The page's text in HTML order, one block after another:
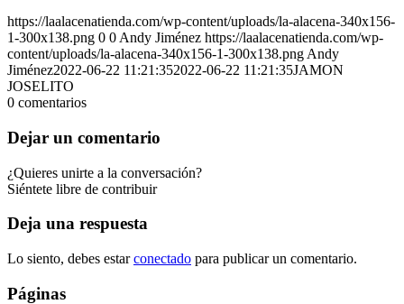
https://laalacenatienda.com/wp-content/uploads/la-alacena-340x156-
1-300x138.png 0 0 Andy Jiménez https://laalacenatienda.com/wp-
content/uploads/la-alacena-340x156-1-300x138.png Andy
Jiménez2022-06-22 11:21:352022-06-22 11:21:35JAMON
JOSELITO
0 comentarios
Dejar un comentario
¿Quieres unirte a la conversación?
Siéntete libre de contribuir
Deja una respuesta
Lo siento, debes estarconectado para publicar un comentario.
Páginas